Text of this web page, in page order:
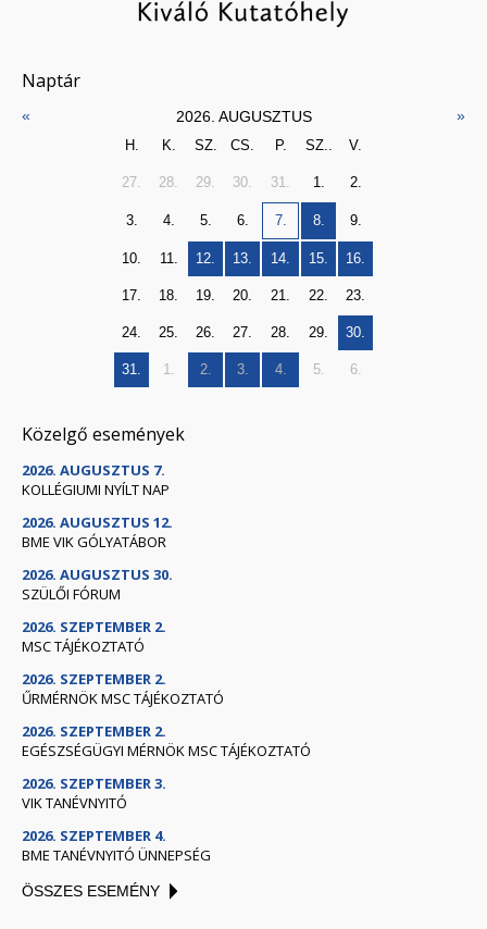
Naptár
« 2026. AUGUSZTUS »
H. K. SZ. CS. P. SZ.. V.
27. 28. 29. 30. 31. 1. 2.
3. 4. 5. 6. 7. 8. 9.
10. 11. 12. 13. 14. 15. 16.
17. 18. 19. 20. 21. 22. 23.
24. 25. 26. 27. 28. 29. 30.
31. 1. 2. 3. 4. 5. 6.
Közelgő események
2026. AUGUSZTUS 7.
KOLLÉGIUMI NYÍLT NAP
2026. AUGUSZTUS 12.
BME VIK GÓLYATÁBOR
2026. AUGUSZTUS 30.
SZÜLŐI FÓRUM
2026. SZEPTEMBER 2.
MSC TÁJÉKOZTATÓ
2026. SZEPTEMBER 2.
ŰRMÉRNÖK MSC TÁJÉKOZTATÓ
2026. SZEPTEMBER 2.
EGÉSZSÉGÜGYI MÉRNÖK MSC TÁJÉKOZTATÓ
2026. SZEPTEMBER 3.
VIK TANÉVNYITÓ
2026. SZEPTEMBER 4.
BME TANÉVNYITÓ ÜNNEPSÉG
ÖSSZES ESEMÉNY